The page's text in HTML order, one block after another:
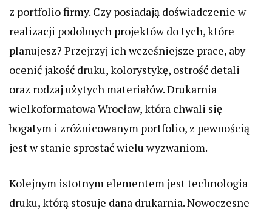
z portfolio firmy. Czy posiadają doświadczenie w
realizacji podobnych projektów do tych, które
planujesz? Przejrzyj ich wcześniejsze prace, aby
ocenić jakość druku, kolorystykę, ostrość detali
oraz rodzaj użytych materiałów. Drukarnia
wielkoformatowa Wrocław, która chwali się
bogatym i zróżnicowanym portfolio, z pewnością
jest w stanie sprostać wielu wyzwaniom.
Kolejnym istotnym elementem jest technologia
druku, którą stosuje dana drukarnia. Nowoczesne